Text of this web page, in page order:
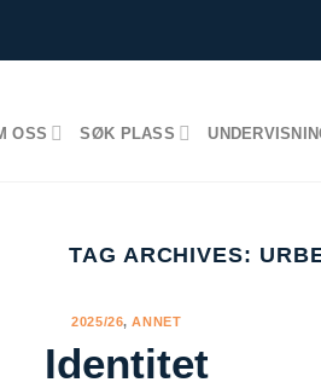
OSS SØK PLASS
TAG ARCHIVES:
2025/26,ANNET
Identitet